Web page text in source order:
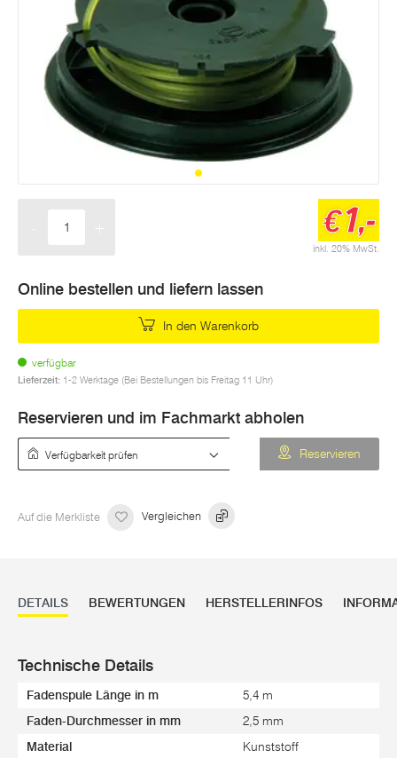
inkl. 20% MwSt.
€1,-
Online bestellen und liefern lassen
In den Warenkorb
verfügbar
Lieferzeit: 1-2 Werktage (Bei Bestellungen bis Freitag 11 Uhr)
Reservieren und im Fachmarkt abholen
Reservieren
Auf die Merkliste Vergleichen
DETAILS BEWERTUNGEN HERSTELLERINFOS
Technische Details
Fadenspule Länge in m 5,4 m
Faden-Durchmesser in mm 2,5 mm
Material Kunststoff